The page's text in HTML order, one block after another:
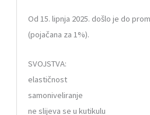
Od 15. lipnja 2025. došlo je do
(pojačana za 1%).
SVOJSTVA:
elastičnost
samoniveliranje
ne slijeva se u kutikulu